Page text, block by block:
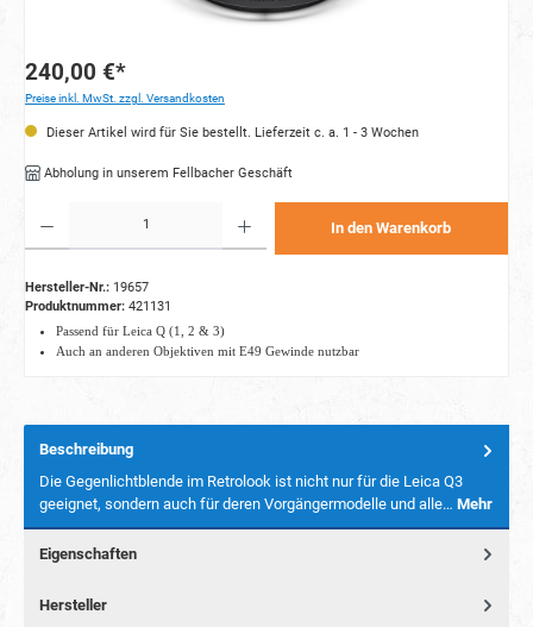
240,00 €*
Preise inkl. MwSt. zzgl. Versandkosten
Dieser Artikel wird für Sie bestellt. Lieferzeit c. a. 1 - 3 Wochen
Abholung in unserem Fellbacher Geschäft
In den Warenkorb
Hersteller-Nr.: 19657
Produktnummer: 421131
Passend für Leica Q (1, 2 & 3)
Auch an anderen Objektiven mit E49 Gewinde nutzbar
Beschreibung
Die Gegenlichtblende im Retrolook ist nicht nur für die Leica Q3
geeignet, sondern auch für deren Vorgängermodelle und alle… Mehr
Eigenschaften
Hersteller